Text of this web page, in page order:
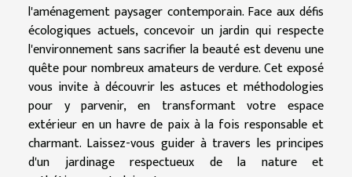
l'aménagement paysager contemporain. Face aux défis
écologiques actuels, concevoir un jardin qui respecte
l'environnement sans sacrifier la beauté est devenu une
quête pour nombreux amateurs de verdure. Cet exposé
vous invite à découvrir les astuces et méthodologies
pour y parvenir, en transformant votre espace
extérieur en un havre de paix à la fois responsable et
charmant. Laissez-vous guider à travers les principes
d'un jardinage respectueux de la nature et